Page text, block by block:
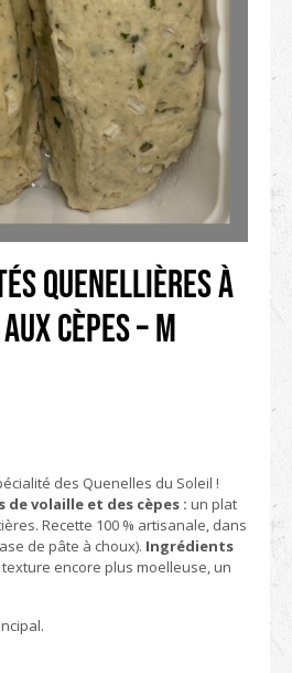
Quenellières à
Cèpes – M
des Quenelles du Soleil !
de volaille et des cèpes : un plat
Recette 100 % artisanale, dans
de pâte à choux). Ingrédients
encore plus moelleuse, un